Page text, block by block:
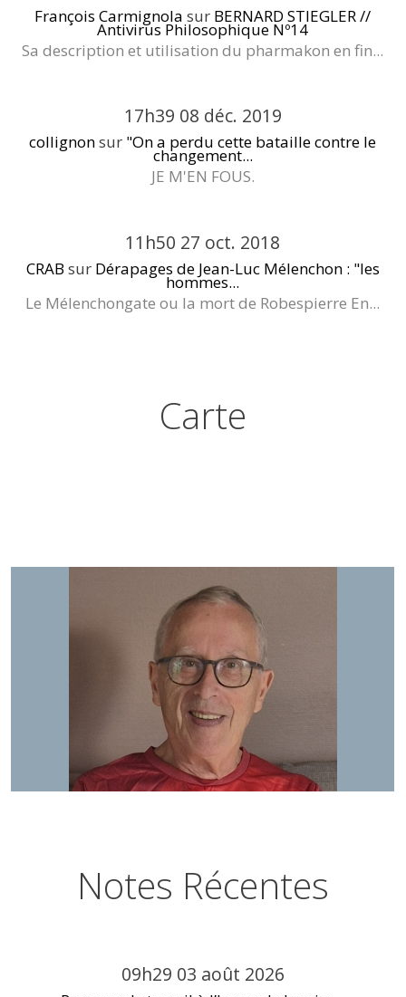
François Carmignola sur BERNARD STIEGLER //
Antivirus Philosophique Nº14
Sa description et utilisation du pharmakon en fin...
17h39 08 déc. 2019
collignonsur "On a perdu cette bataille contre le
changement...
JE M'EN FOUS.
11h50 27 oct. 2018
CRAB sur Dérapages de Jean-Luc Mélenchon : "les
hommes...
Le Mélenchongate ou la mort de Robespierre En...
Carte
Notes Récentes
09h29 03 août 2026